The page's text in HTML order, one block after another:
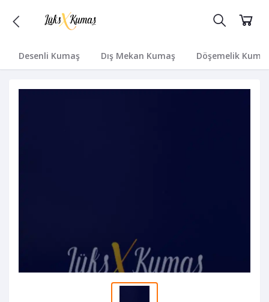
Desenli Kumaş Dış Mekan Kumaş Döşemelik